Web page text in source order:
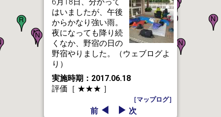
はいましたが、午後
からかなり強い雨。
夜になっても降り続
くなか、野宿の日の
野宿やりました。（ウェブログよ
り）
実施時期：2017.06.18
評価［ ★★★ ］
［マップログ］
前 ◀ ▶ 次